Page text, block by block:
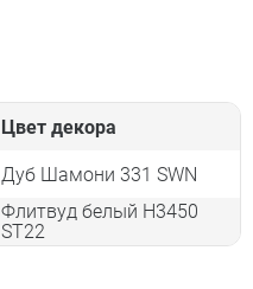
Цвет декора
Дуб Шамони 331 SWN
Флитвуд белый H3450
ST22